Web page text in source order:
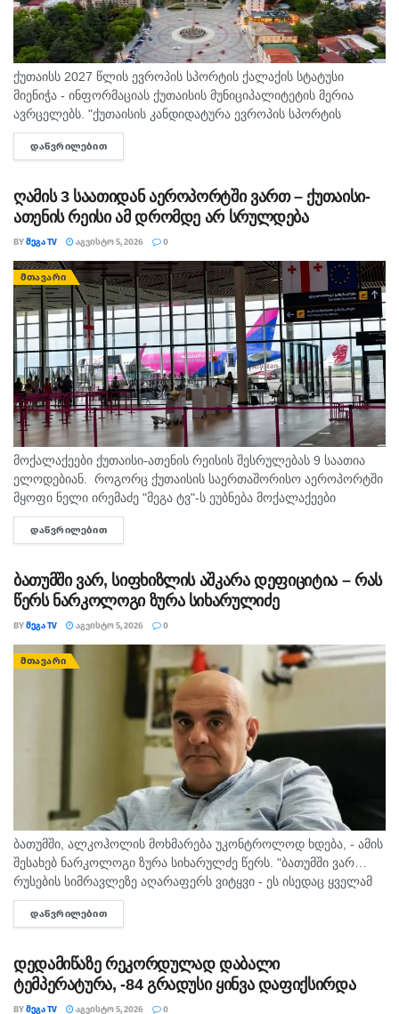
ქუთაისს 2027 წლის ევროპის სპორტის ქალაქის სტატუსი
მიენიჭა - ინფორმაციას ქუთაისის მუნიციპალიტეტის მერია
ავრცელებს. "ქუთაისის კანდიდატურა ევროპის სპორტის
დედაქალაქებისა და ქალაქების ფედერაციაში ( ACES )
„ევროპის სპორტის ქალაქი 2027“-ის სტატუსის...
ᲓᲐᲬᲕᲠᲘᲚᲔᲑᲘᲗ
ღამის 3 საათიდან აეროპორტში ვართ – ქუთაისი-
ათენის რეისი ამ დრომდე არ სრულდება
BYᲛᲔᲒᲐ TV ᲐᲒᲕᲘᲡᲢᲝ 5, 2026 0
ᲛᲗᲐᲕᲐᲠᲘ
მოქალაქეები ქუთაისი-ათენის რეისის შესრულებას 9 საათია
ელოდებიან. როგორც ქუთაისის საერთაშორისო აეროპორტში
მყოფი ნელი ირემაძე "მეგა ტვ"-ს ეუბნება მოქალაქეები
შუაღამის შემდეგ ელოდებიან რეისს, თუმცა მათი ფრენა უკვე
ორჯერ გადაიდო. მისივე თქმით...
ᲓᲐᲬᲕᲠᲘᲚᲔᲑᲘᲗ
ბათუმში ვარ, სიფხიზლის აშკარა დეფიციტია – რას
წერს ნარკოლოგი ზურა სიხარულიძე
BYᲛᲔᲒᲐ TV ᲐᲒᲕᲘᲡᲢᲝ 5, 2026 0
ᲛᲗᲐᲕᲐᲠᲘ
ბათუმში, ალკოჰოლის მოხმარება უკონტროლოდ ხდება, - ამის
შესახებ ნარკოლოგი ზურა სიხარულძე წერს. "ბათუმში ვარ…
რუსების სიმრავლეზე აღარაფერს ვიტყვი - ეს ისედაც ყველამ
იცის. მინდა სხვა, უფრო მნიშვნელოვანი საკითხი
გამოვყო.პირველი, რაც თვალში...
ᲓᲐᲬᲕᲠᲘᲚᲔᲑᲘᲗ
დედამიწაზე რეკორდულად დაბალი
ტემპერატურა, -84 გრადუსი ყინვა დაფიქსირდა
BYᲛᲔᲒᲐ TV ᲐᲒᲕᲘᲡᲢᲝ 5, 2026 0